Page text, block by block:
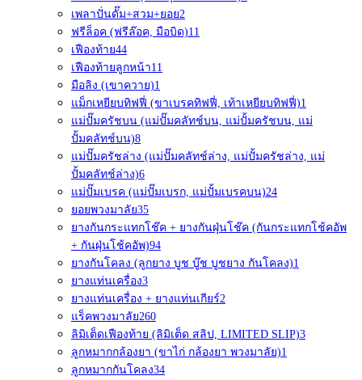
เพลาปั่นดั๊ม+สวม+ยอย2
ฟรีล็อค (ฟรีล๊อค, มือบิด)11
เฟืองท้าย44
เฟืองท้ายลูกหน้า11
มือลิง (เขาควาย)1
แม็กเหยียบทิฟฟี่ (ขาเบรคทิฟฟี่, เท้าเหยียบทิฟฟี่)1
แม่ปั๊มครัชบน (แม่ปั๊มคลัทช์บน, แม่ปั้มครัชบน, แม่
ปั้มคลัทช์บน)8
แม่ปั๊มครัชล่าง (แม่ปั๊มคลัทช์ล่าง, แม่ปั้มครัชล่าง, แม่
ปั้มคลัทช์ล่าง)6
แม่ปั๊มเบรค (แม่ปั๊มเบรก, แม่ปั้มเบรคบน)24
ยอยพวงมาลัย35
ยางกันกระแทกโช๊ค + ยางกันฝุ่นโช๊ค (กันกระแทกโช้คอัพ
+ กันฝุ่นโช้คอัพ)94
ยางกันโคลง (ลูกยาง บูช บู๊ช บูชยาง กันโคลง)1
ยางแท่นเครื่อง3
ยางแท่นเครื่อง + ยางแท่นเกียร์2
แร็คพวงมาลัย260
ลิมิเต็ดเฟืองท้าย (ลิมิเต็ด สลิป, LIMITED SLIP)3
ลูกหมากกล้องยา (ขาไก่ กล้องยา พวงมาลัย)1
ลูกหมากกันโคลง34